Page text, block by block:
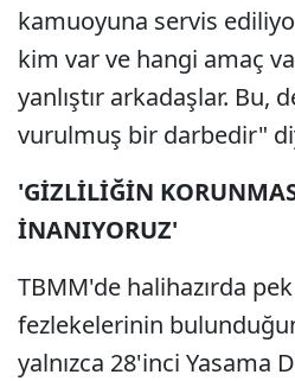
kamuoyuna servis
kim var ve hangi amaç
yanlıştır arkadaşlar. Bu,
vurulmuş bir darbedir"
'GİZLİLİĞİN
İNANIYORUZ'
TBMM'de halihazırda
fezlekelerinin
yalnızca 28'inci Yasama